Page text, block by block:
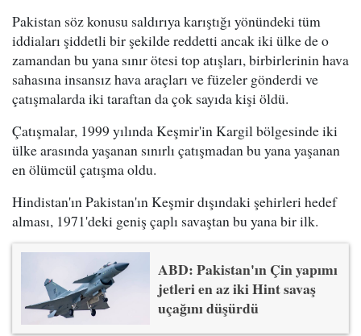
Pakistan söz konusu saldırıya karıştığı yönündeki tüm
iddiaları şiddetli bir şekilde reddetti ancak iki ülke de o
zamandan bu yana sınır ötesi top atışları, birbirlerinin hava
sahasına insansız hava araçları ve füzeler gönderdi ve
çatışmalarda iki taraftan da çok sayıda kişi öldü.
Çatışmalar, 1999 yılında Keşmir'in Kargil bölgesinde iki
ülke arasında yaşanan sınırlı çatışmadan bu yana yaşanan
en ölümcül çatışma oldu.
Hindistan'ın Pakistan'ın Keşmir dışındaki şehirleri hedef
alması, 1971'deki geniş çaplı savaştan bu yana bir ilk.
ABD: Pakistan'ın Çin yapımı
jetleri en az iki Hint savaş
uçağını düşürdü